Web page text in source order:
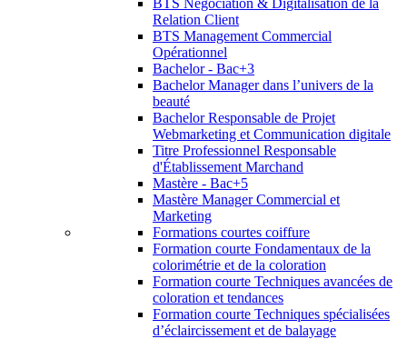
BTS Négociation & Digitalisation de la
Relation Client
BTS Management Commercial
Opérationnel
Bachelor - Bac+3
Bachelor Manager dans l’univers de la
beauté
Bachelor Responsable de Projet
Webmarketing et Communication digitale
Titre Professionnel Responsable
d'Établissement Marchand
Mastère - Bac+5
Mastère Manager Commercial et
Marketing
Formations courtes coiffure
Formation courte Fondamentaux de la
colorimétrie et de la coloration
Formation courte Techniques avancées de
coloration et tendances
Formation courte Techniques spécialisées
d’éclaircissement et de balayage